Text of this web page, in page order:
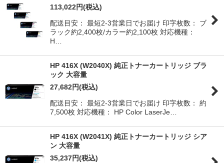
113,022円(税込)
配送目安： 最短2-3営業日でお届け 印字枚数： ブ
ラック約2,400枚/カラー約2,100枚 対応機種：
H…
HP 416X (W2040X) 純正トナーカートリッジ ブラ
ック 大容量
27,682円(税込)
配送目安： 最短2-3営業日でお届け 印字枚数： 約
7,500枚 対応機種： HP Color LaserJe…
HP 416X (W2041X) 純正トナーカートリッジ シア
ン 大容量
35,237円(税込)